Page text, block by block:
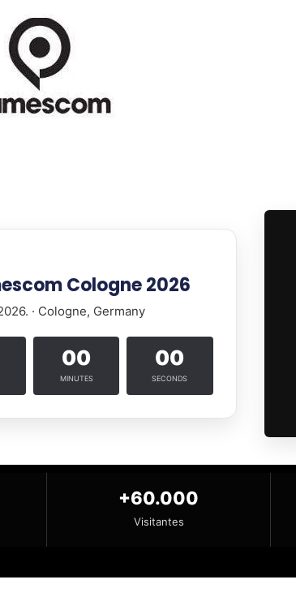
Cologne 2026
· Cologne, Germany
00
MINUTES
00
SECONDS
+60.000
Visitantes